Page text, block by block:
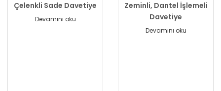
Çelenkli Sade Davetiye
Devamını oku
Zeminli, Dantel İşlemeli
Davetiye
Devamını oku